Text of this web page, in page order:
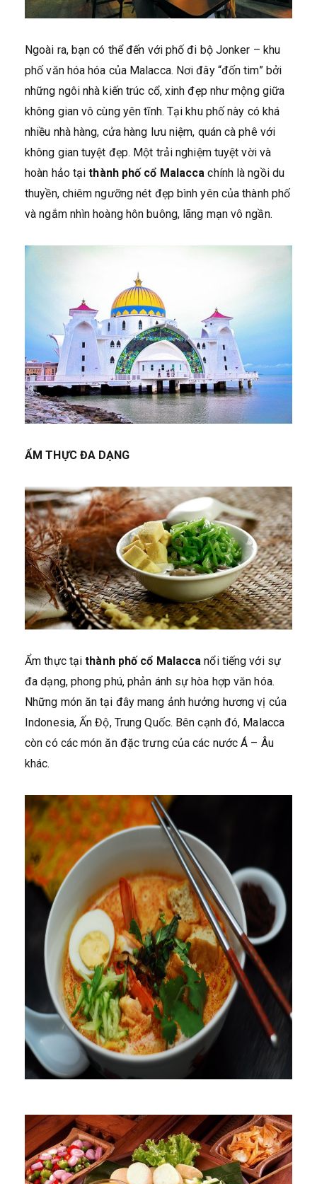
Ngoài ra, bạn có thể đến với phố đi bộ Jonker – khu
phố văn hóa hóa của Malacca. Nơi đây “đốn tim” bởi
những ngôi nhà kiến trúc cổ, xinh đẹp như mộng giữa
không gian vô cùng yên tĩnh. Tại khu phố này có khá
nhiều nhà hàng, cửa hàng lưu niệm, quán cà phê với
không gian tuyệt đẹp. Một trải nghiệm tuyệt vời và
hoàn hảo tạithành phố cổ Malacca chính là ngồi du
thuyền, chiêm ngưỡng nét đẹp bình yên của thành phố
và ngắm nhìn hoàng hôn buông, lãng mạn vô ngần.
ẨM THỰC ĐA DẠNG
Ẩm thực tạithành phố cổ Malacca nổi tiếng với sự
đa dạng, phong phú, phản ánh sự hòa hợp văn hóa.
Những món ăn tại đây mang ảnh hưởng hương vị của
Indonesia, Ấn Độ, Trung Quốc. Bên cạnh đó, Malacca
còn có các món ăn đặc trưng của các nước Á – Âu
khác.